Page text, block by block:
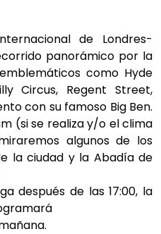
de Londres-
panorámico por la
como Hyde
Circus, Regent Street,
con su famoso Big Ben.
(si se realiza y/o el clima
algunos de los
la ciudad y la Abadía de
después de las 17:00, la